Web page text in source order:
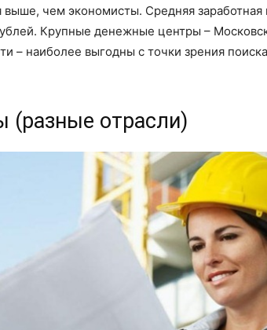
выше, чем экономисты. Средняя заработная
Крупные денежные центры –
– наиболее выгодны с точки зрения
(разные отрасли)